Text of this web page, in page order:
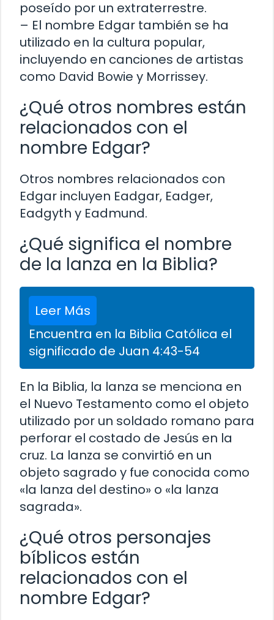
poseído por un extraterrestre.
– El nombre Edgar también se ha
utilizado en la cultura popular,
incluyendo en canciones de artistas
como David Bowie y Morrissey.
¿Qué otros nombres están
relacionados con el
nombre Edgar?
Otros nombres relacionados con
Edgar incluyen Eadgar, Eadger,
Eadgyth y Eadmund.
¿Qué significa el nombre
de la lanza en la Biblia?
Leer Más
Encuentra en la Biblia Católica el
significado de Juan 4:43-54
En la Biblia, la lanza se menciona en
el Nuevo Testamento como el objeto
utilizado por un soldado romano para
perforar el costado de Jesús en la
cruz. La lanza se convirtió en un
objeto sagrado y fue conocida como
«la lanza del destino» o «la lanza
sagrada».
¿Qué otros personajes
bíblicos están
relacionados con el
nombre Edgar?